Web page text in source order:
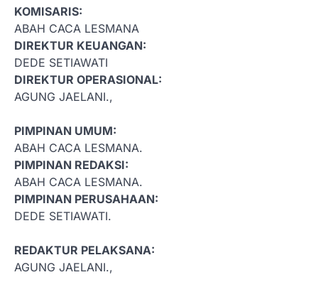
KOMISARIS:
ABAH CACA LESMANA
DIREKTUR KEUANGAN:
DEDE SETIAWATI
DIREKTUR OPERASIONAL:
AGUNG JAELANI.,
PIMPINAN UMUM:
ABAH CACA LESMANA.
PIMPINAN REDAKSI:
ABAH CACA LESMANA.
PIMPINAN PERUSAHAAN:
DEDE SETIAWATI.
REDAKTUR PELAKSANA:
AGUNG JAELANI.,